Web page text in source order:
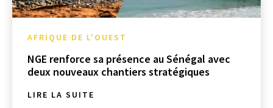
AFRIQUE DE L'OUEST
NGE renforce sa présence au Sénégal avec
deux nouveaux chantiers stratégiques
LIRE LA SUITE